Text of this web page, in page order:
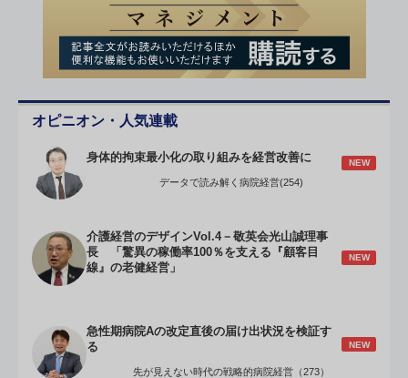
オピニオン・人気連載
身体的拘束最小化の取り組みを経営改善に NEW
データで読み解く病院経営(254)
介護経営のデザインVol.4－敬英会光山誠理事
長 「驚異の稼働率100％を支える『顧客目
線』の老健経営」
NEW
急性期病院Aの改定直後の届け出状況を検証す
る
NEW
先が見えない時代の戦略的病院経営（273）